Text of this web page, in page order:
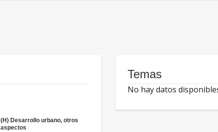
(H) Desarrollo urbano, otros
aspectos
Temas
No hay datos